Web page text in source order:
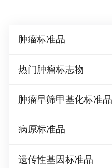
肿瘤标准品
热门肿瘤标志物
肿瘤早筛甲基化标准品
病原标准品
遗传性基因标准品